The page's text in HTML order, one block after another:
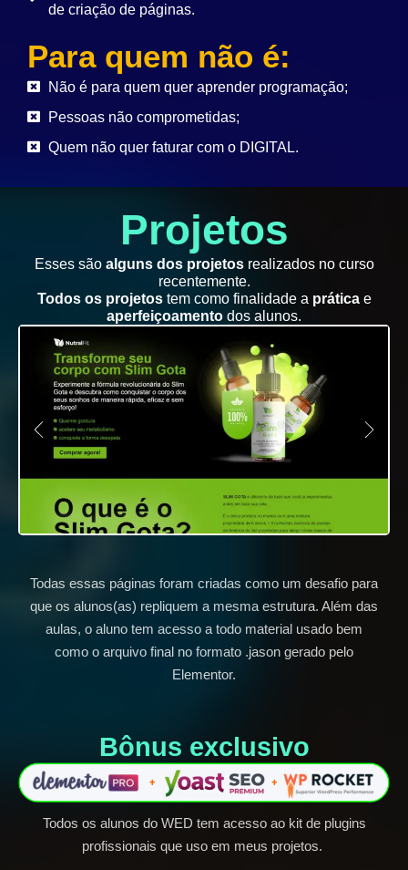
de criação de páginas.
Para quem não é:
Não é para quem quer aprender programação;
Pessoas não comprometidas;
Quem não quer faturar com o DIGITAL.
Projetos
Esses sãoalguns dos projetosrealizados no curso
recentemente.
Todos os projetos tem como finalidade a prática e
aperfeiçoamento dos alunos.
Todas essas páginas foram criadas como um desafio para
que os alunos(as) repliquem a mesma estrutura. Além das
aulas, o aluno tem acesso a todo material usado bem
como o arquivo final no formato .jason gerado pelo
Elementor.
Bônus exclusivo​
Todos os alunos do WED tem acesso ao kit de plugins
profissionais que uso em meus projetos.